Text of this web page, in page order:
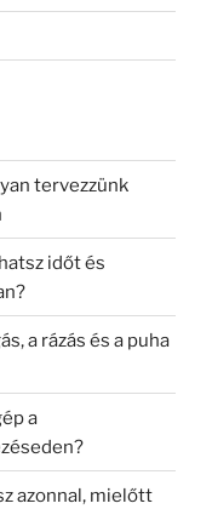
tervezzünk
időt és
a rázás és a puha
a
azonnal, mielőtt